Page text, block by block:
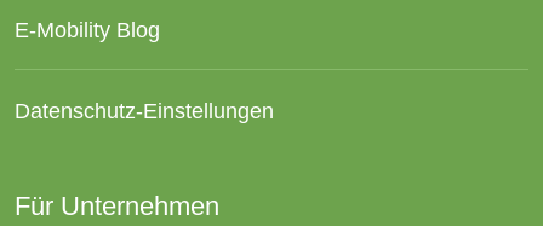
E-Mobility Blog
Datenschutz-Einstellungen
Für Unternehmen